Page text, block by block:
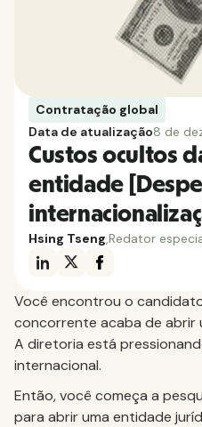
Contratação global
Data de atualização8 de
Custos ocultos
entidade
Hsing Tseng Redator
Você encontrou o
concorrente acaba de abrir
A diretoria está
internacional.
Então, você começa a
para abrir uma entidade